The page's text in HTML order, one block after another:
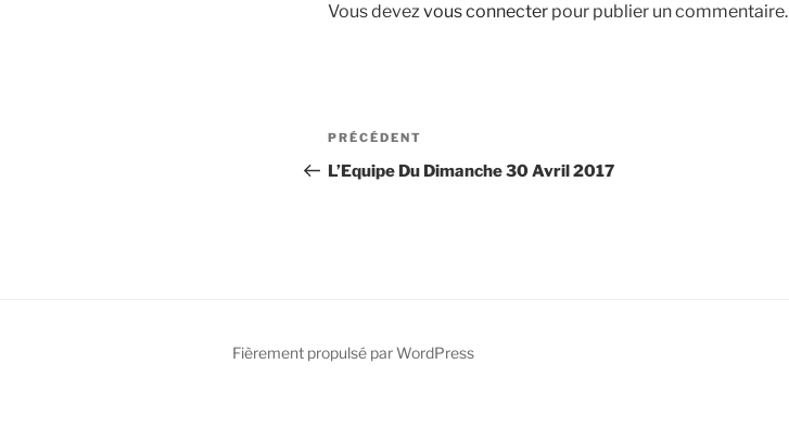
Vous devezvous connecter pour publier un commentaire.
Navigation
de
Article
précédent
PRÉCÉDENT
L’Equipe Du Dimanche 30 Avril 2017
Fièrement propulsé par WordPress